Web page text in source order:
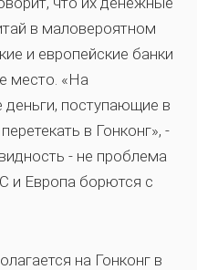
в маловероятном
и европейские банки
место. «На
деньги, поступающие в
в Гонконг», -
- не проблема
и Европа борются с
на Гонконг в